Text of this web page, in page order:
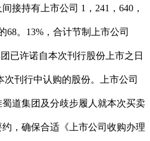
接持有上市公司 1，241，640，
68。13%，合计节制上市公司
已许诺自本次刊行股份上市之日
次刊行中认购的股份。上市公司
道集团及分歧步履人就本次买卖
，确保合适《上市公司收购办理